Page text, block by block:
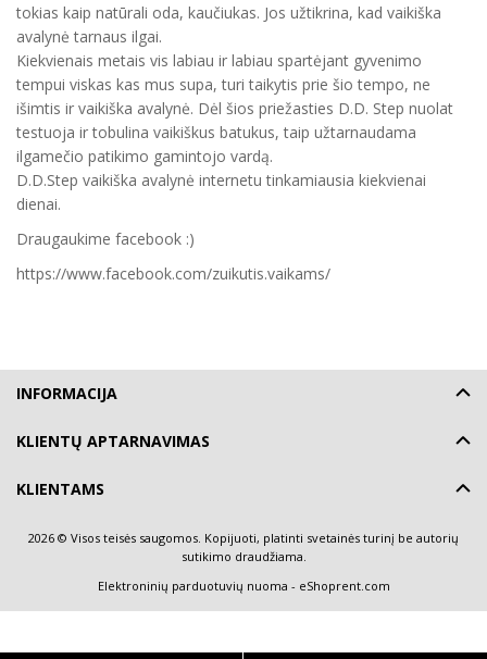
tokias kaip natūrali oda, kaučiukas. Jos užtikrina, kad vaikiška
avalynė tarnaus ilgai.
Kiekvienais metais vis labiau ir labiau spartėjant gyvenimo
tempui viskas kas mus supa, turi taikytis prie šio tempo, ne
išimtis ir vaikiška avalynė. Dėl šios priežasties D.D. Step nuolat
testuoja ir tobulina vaikiškus batukus, taip užtarnaudama
ilgamečio patikimo gamintojo vardą.
D.D.Step vaikiška avalynė internetu tinkamiausia kiekvienai
dienai.
Draugaukime facebook :)
https://www.facebook.com/zuikutis.vaikams/
INFORMACIJA
KLIENTŲ APTARNAVIMAS
KLIENTAMS
2026 © Visos teisės saugomos. Kopijuoti, platinti svetainės turinį be autorių
sutikimo draudžiama.
Elektroninių parduotuvių nuoma - eShoprent.com